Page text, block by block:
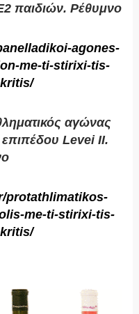
παιδιών. Ρέθυμνο
agones-
me-ti-stirixi-tis-
αγώνας
Levei II.
protathlimatikos-
me-ti-stirixi-tis-